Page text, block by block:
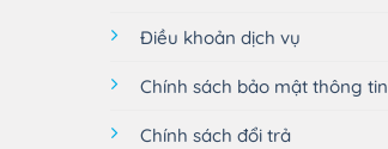
Điều khoản dịch vụ
Chính sách bảo mật thông tin
Chính sách đổi trả